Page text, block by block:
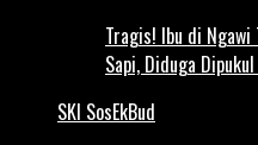
Tragis! Ibu di Ngawi
Sapi, Diduga
SKI SosEkBud